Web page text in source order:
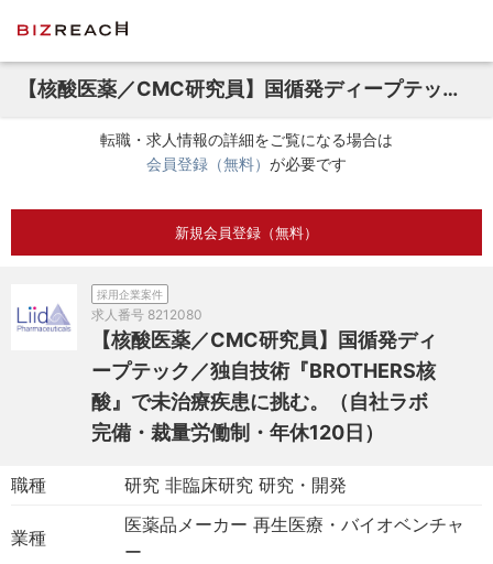
【核酸医薬／CMC研究員】国循発ディープテック／独自技術『BROTHERS核酸』で未治療疾患に挑む。（自社ラボ完備・裁量労働制・年休120日）
転職・求人情報の詳細をご覧になる場合は
会員登録（無料） が必要です
新規会員登録（無料）
採用企業案件
求人番号 8212080
【核酸医薬／CMC研究員】国循発ディ
ープテック／独自技術『BROTHERS核
酸』で未治療疾患に挑む。（自社ラボ
完備・裁量労働制・年休120日）
職種 研究 非臨床研究 研究・開発
業種
医薬品メーカー 再生医療・バイオベンチャ
ー